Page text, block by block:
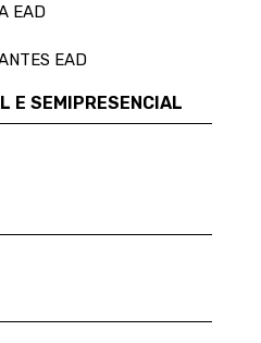
EAD
EAD
E SEMIPRESENCIAL